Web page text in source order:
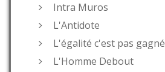
Intra Muros
L'Antidote
L'égalité c'est pas gagné
L'Homme Debout